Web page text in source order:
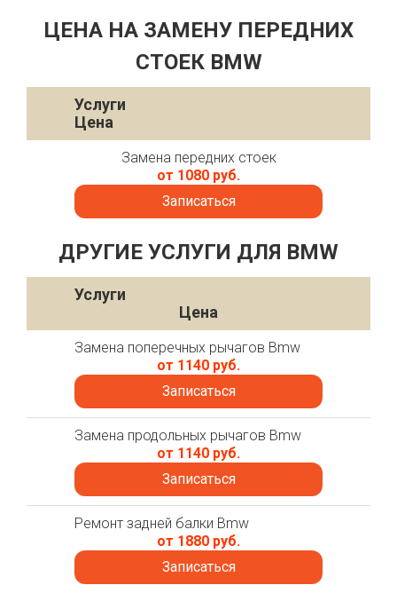
ЦЕНА НА ЗАМЕНУ ПЕРЕДНИХ
СТОЕК BMW
Услуги
Цена
Замена передних стоек
от 1080 руб.
Записаться
ДРУГИЕ УСЛУГИ ДЛЯ BMW
Услуги
Цена
Замена поперечных рычагов Bmw
от 1140 руб.
Записаться
Замена продольных рычагов Bmw
от 1140 руб.
Записаться
Ремонт задней балки Bmw
от 1880 руб.
Записаться